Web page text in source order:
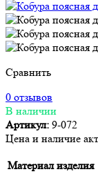
Сравнить
0 отзывов
В наличии
Артикул: 9-072
Цена и наличие
Материал изделия